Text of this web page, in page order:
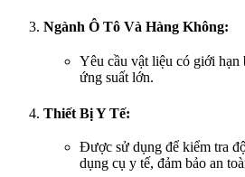
Ngành Ô Tô Và Hàng Không:
Yêu cầu vật liệu có giới hạn
ứng suất lớn.
Thiết Bị Y Tế:
Được sử dụng để kiểm tra
dụng cụ y tế, đảm bảo an